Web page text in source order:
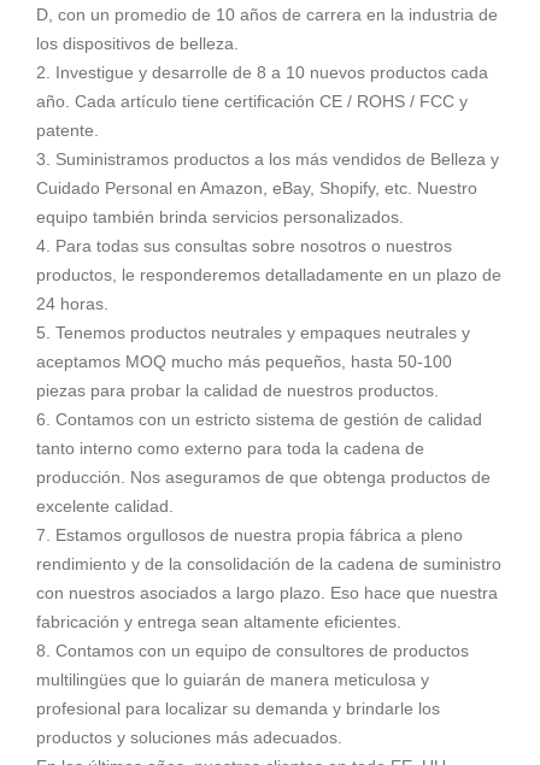
D, con un promedio de 10 años de carrera en la industria de
los dispositivos de belleza.
2. Investigue y desarrolle de 8 a 10 nuevos productos cada
año. Cada artículo tiene certificación CE / ROHS / FCC y
patente.
3. Suministramos productos a los más vendidos de Belleza y
Cuidado Personal en Amazon, eBay, Shopify, etc. Nuestro
equipo también brinda servicios personalizados.
4. Para todas sus consultas sobre nosotros o nuestros
productos, le responderemos detalladamente en un plazo de
24 horas.
5. Tenemos productos neutrales y empaques neutrales y
aceptamos MOQ mucho más pequeños, hasta 50-100
piezas para probar la calidad de nuestros productos.
6. Contamos con un estricto sistema de gestión de calidad
tanto interno como externo para toda la cadena de
producción. Nos aseguramos de que obtenga productos de
excelente calidad.
7. Estamos orgullosos de nuestra propia fábrica a pleno
rendimiento y de la consolidación de la cadena de suministro
con nuestros asociados a largo plazo. Eso hace que nuestra
fabricación y entrega sean altamente eficientes.
8. Contamos con un equipo de consultores de productos
multilingües que lo guiarán de manera meticulosa y
profesional para localizar su demanda y brindarle los
productos y soluciones más adecuados.